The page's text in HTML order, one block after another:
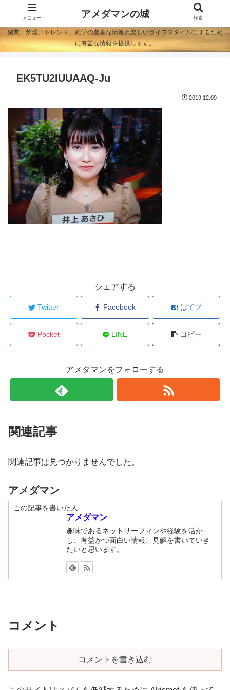
副業、禁煙、トレンド、雑学の豊富な情報と楽しいライフスタイルにするため
に有益な情報を提供します。
EK5TU2IUUAAQ-Ju
2019.12.09
シェアする
Twitter Facebook はてブ
Pocket LINE コピー
アメダマンをフォローする
関連記事
関連記事は見つかりませんでした。
アメダマン
この記事を書いた人
アメダマン
趣味であるネットサーフィンや経験を活か
し、有益かつ面白い情報、見解を書いていき
たいと思います。
コメント
コメントを書き込む
メニュー アメダマンの城 検索